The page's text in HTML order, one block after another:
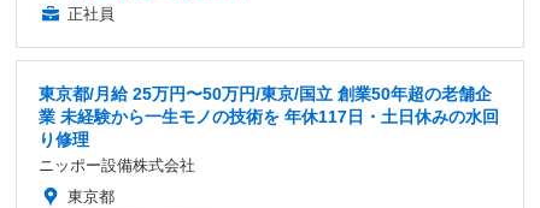
正社員
東京都/月給 25万円〜50万円/東京/国立 創業50年超の老舗企
業 未経験から一生モノの技術を 年休117日・土日休みの水回
り修理
ニッポー設備株式会社
東京都